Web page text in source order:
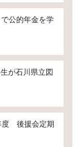
公的年金を学
が石川県立図
度 後援会定期